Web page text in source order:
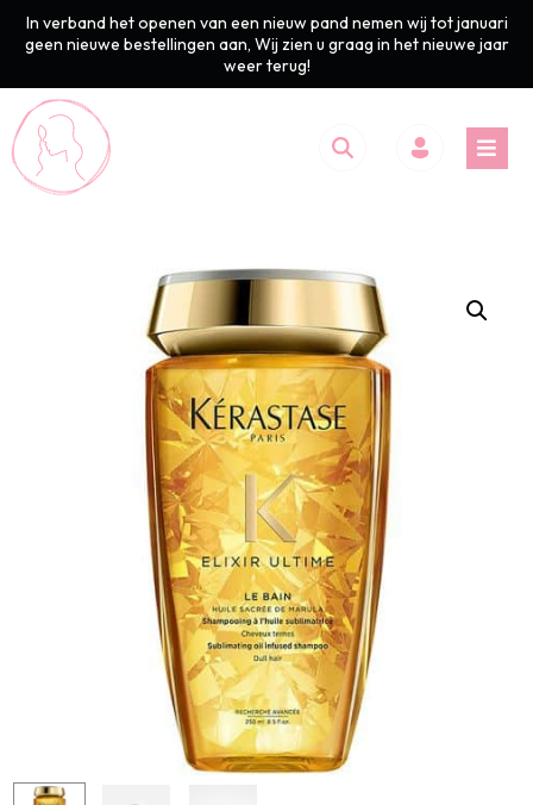
In verband het openen van een nieuw pand nemen wij tot januari
geen nieuwe bestellingen aan, Wij zien u graag in het nieuwe jaar
weer terug!